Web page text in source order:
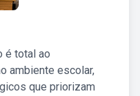
é total ao
ambiente escolar,
que priorizam